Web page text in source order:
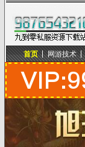
九到零私服资源下载站
首页 网游技术